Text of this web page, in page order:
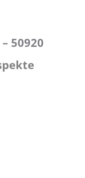
50920